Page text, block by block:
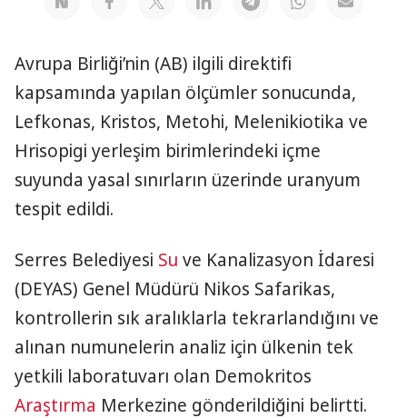
Avrupa Birliği’nin (AB) ilgili direktifi
kapsamında yapılan ölçümler sonucunda,
Lefkonas, Kristos, Metohi, Melenikiotika ve
Hrisopigi yerleşim birimlerindeki içme
suyunda yasal sınırların üzerinde uranyum
tespit edildi.
Serres Belediyesi Su ve Kanalizasyon İdaresi
(DEYAS) Genel Müdürü Nikos Safarikas,
kontrollerin sık aralıklarla tekrarlandığını ve
alınan numunelerin analiz için ülkenin tek
yetkili laboratuvarı olan Demokritos
Araştırma Merkezine gönderildiğini belirtti.